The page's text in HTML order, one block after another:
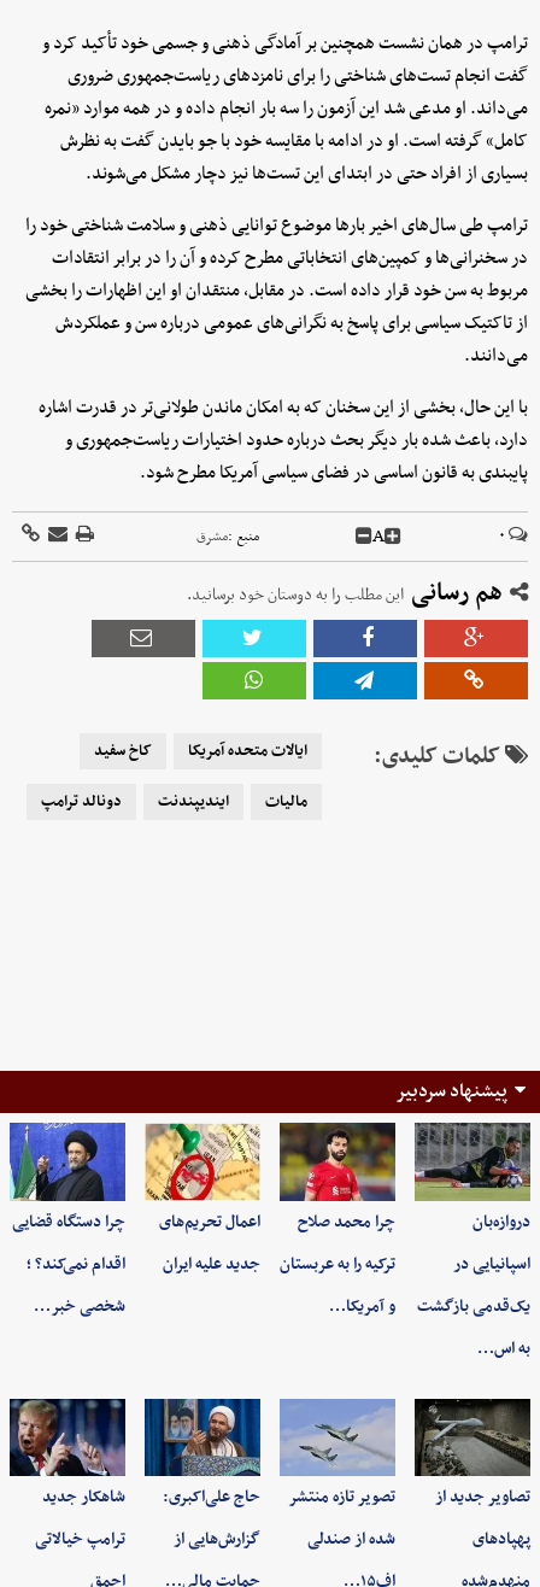
ترامپ در همان نشست همچنین بر آمادگی ذهنی و جسمی خود تأکید کرد و
گفت انجام تست‌های شناختی را برای نامزدهای ریاست‌جمهوری ضروری
می‌داند. او مدعی شد این آزمون را سه بار انجام داده و در همه موارد «نمره
کامل» گرفته است. او در ادامه با مقایسه خود با جو بایدن گفت به نظرش
بسیاری از افراد حتی در ابتدای این تست‌ها نیز دچار مشکل می‌شوند.
ترامپ طی سال‌های اخیر بارها موضوع توانایی ذهنی و سلامت شناختی خود را
در سخنرانی‌ها و کمپین‌های انتخاباتی مطرح کرده و آن را در برابر انتقادات
مربوط به سن خود قرار داده است. در مقابل، منتقدان او این اظهارات را بخشی
از تاکتیک سیاسی برای پاسخ به نگرانی‌های عمومی درباره سن و عملکردش
می‌دانند.
با این حال، بخشی از این سخنان که به امکان ماندن طولانی‌تر در قدرت اشاره
دارد، باعث شده بار دیگر بحث درباره حدود اختیارات ریاست‌جمهوری و
پایبندی به قانون اساسی در فضای سیاسی آمریکا مطرح شود.
۰ A منبع :مشرق
هم رسانی این مطلب را به دوستان خود برسانید.
کلمات کلیدی: ایالات متحده آمریکا
کاخ سفید
مالیات
ایندیپندنت دونالد ترامپ
پیشنهاد سردبیر
دروازه‌بان
اسپانیایی در
یک‌قدمی بازگشت
به اس…
چرا محمد صلاح
ترکیه را به عربستان
و آمریکا…
اعمال تحریم‌های
جدید علیه ایران
چرا دستگاه قضایی
اقدام نمی‌کند؟ ؛
شخصی خبر…
تصاویر جدید از
پهپادهای
منهدم‌شده
تصویر تازه منتشر
شده از صندلی
اف۱۵…
حاج علی‌اکبری:
گزارش‌هایی از
حمایت مالی…
شاهکار جدید
ترامپ خیالاتی
احمق